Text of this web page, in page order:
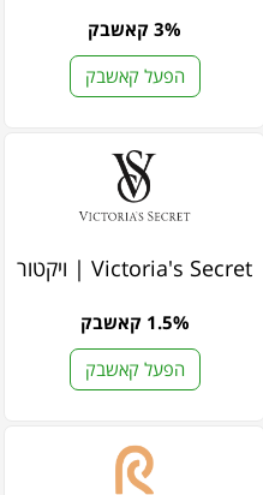
3% קאשבק
הפעל קאשבק
Victoria's Secret | ויקטוריה סיקרט
1.5% קאשבק
הפעל קאשבק